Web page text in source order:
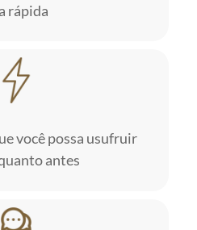
rápida
você possa usufruir
antes